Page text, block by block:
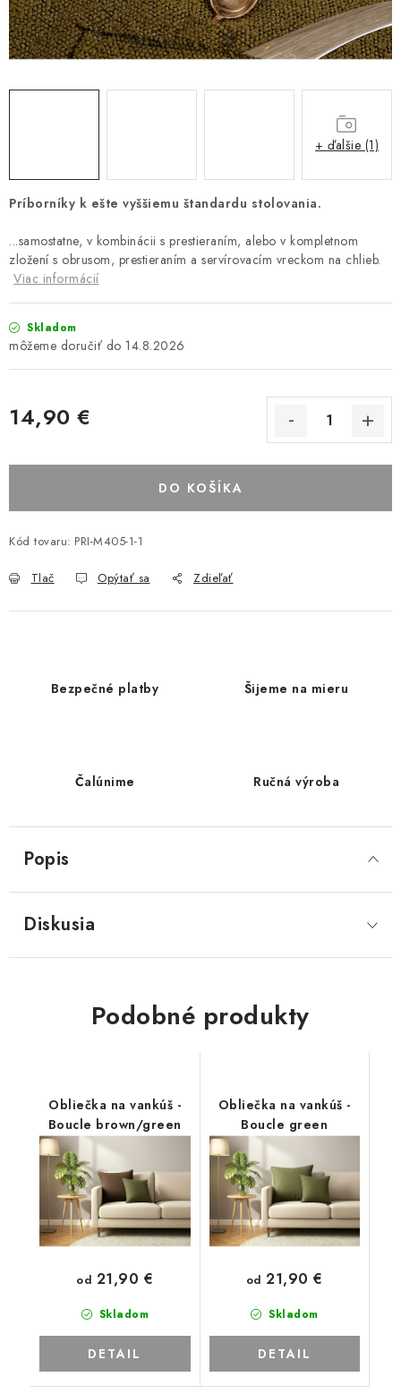
Platba a doprava
Reklamačný poriadok
Všeobecné obchodné podmienky
Ako využíváme cookies
Ochrana osobných údajov
Odstúpenie od zmluvy
Príborníky k ešte vyššiemu štandardu stolovania.
...samostatne, v kombinácii s prestieraním, alebo v kompletnom
zložení s obrusom, prestieraním a servírovacím vreckom na chlieb.
Viac informácií
Skladom
14.8.2026
14,90 €
DO KOŠÍKA
Kód tovaru: PRI-M405-1-1
Tlač Opýtať sa Zdieľať
+ ďalšie (1)
Bezpečné platby Šijeme na mieru
Čalúnime Ručná výroba
Popis
Diskusia
Podobné produkty
Obliečka na vankúš -
Boucle brown/green
Skladom
od 21,90 €
DETAIL
Obliečka na vankúš -
Boucle green
Skladom
od 21,90 €
DETAIL